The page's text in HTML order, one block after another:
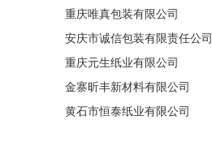
重庆唯真包装有限公司
安庆市诚信包装有限责任公司
重庆元生纸业有限公司
金寨昕丰新材料有限公司
黄石市恒泰纸业有限公司